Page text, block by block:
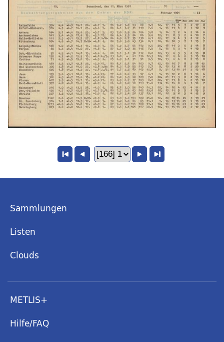
Sammlungen
Listen
Clouds
METLIS+
Hilfe/FAQ